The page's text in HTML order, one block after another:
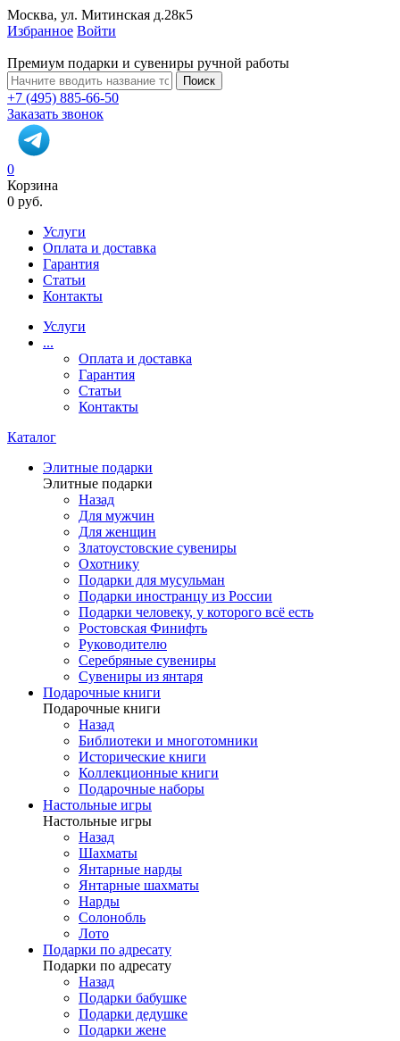
Москва, ул. Митинская д.28к5
Избранное Войти
Премиум подарки и сувениры ручной работы
Поиск
+7 (495) 885-66-50
Заказать звонок
0
Корзина
0 руб.
Услуги
Оплата и доставка
Гарантия
Статьи
Контакты
Услуги
...
Оплата и доставка
Гарантия
Статьи
Контакты
Каталог
Элитные подарки
Элитные подарки
Назад
Для мужчин
Для женщин
Златоустовские сувениры
Охотнику
Подарки для мусульман
Подарки иностранцу из России
Подарки человеку, у которого всё есть
Ростовская Финифть
Руководителю
Серебряные сувениры
Сувениры из янтаря
Подарочные книги
Подарочные книги
Назад
Библиотеки и многотомники
Исторические книги
Коллекционные книги
Подарочные наборы
Настольные игры
Настольные игры
Назад
Шахматы
Янтарные нарды
Янтарные шахматы
Нарды
Солонобль
Лото
Подарки по адресату
Подарки по адресату
Назад
Подарки бабушке
Подарки дедушке
Подарки жене